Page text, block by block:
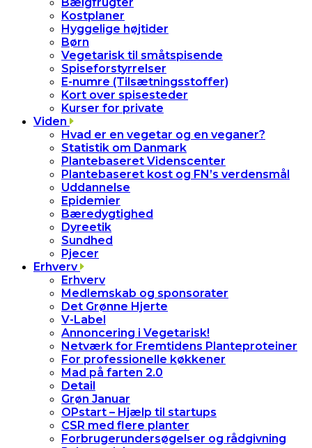
Kostplaner
Hyggelige højtider
Børn
Vegetarisk til småtspisende
Spiseforstyrrelser
E-numre (Tilsætningsstoffer)
Kort over spisesteder
Kurser for private
Viden
Hvad er en vegetar og en veganer?
Statistik om Danmark
Plantebaseret Videnscenter
Plantebaseret kost og FN’s verdensmål
Uddannelse
Epidemier
Bæredygtighed
Dyreetik
Sundhed
Pjecer
Erhverv
Erhverv
Medlemskab og sponsorater
Det Grønne Hjerte
V-Label
Annoncering i Vegetarisk!
Netværk for Fremtidens Planteproteiner
For professionelle køkkener
Mad på farten 2.0
Detail
Grøn Januar
OPstart – Hjælp til startups
CSR med flere planter
Forbrugerundersøgelser og rådgivning